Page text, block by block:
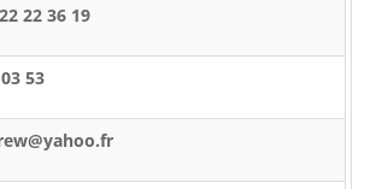
22 36 19
53